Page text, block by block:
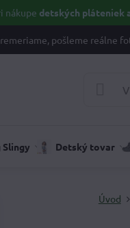
nákupe detských pláteniek
pošleme reálne
Slingy Detský tovar
Úvod